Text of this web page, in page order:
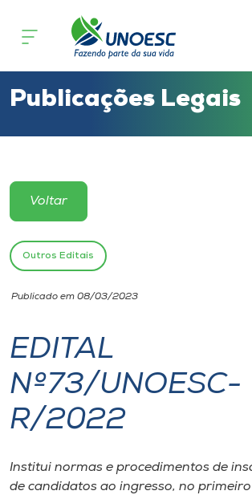
Cursos
Atendimento ao Estudante
Portal de Ensino
Unoesc
Internacionalização
I.nova
Cultura
Publicações Legais
Voltar
Outros Editais
Publicado em 08/03/2023
EDITAL
Nº73/UNOESC-
R/2022
Institui normas e procedimentos de
de candidatos ao ingresso, no